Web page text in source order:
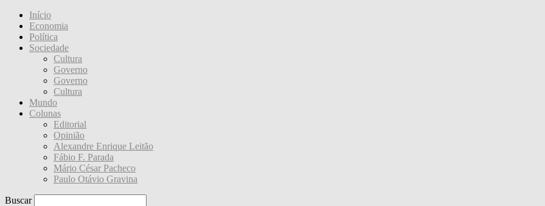
Início
Economia
Política
Sociedade
Cultura
Governo
Governo
Cultura
Mundo
Colunas
Editorial
Opinião
Alexandre Enrique Leitão
Fábio F. Parada
Mário César Pacheco
Paulo Otávio Gravina
Buscar